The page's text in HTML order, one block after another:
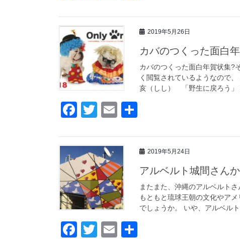
c
e
b
o
o
k
tt
er
ail
2019年5月26日
カバのつくった面白
カバのつくった面白年賀状集?
く閲覧されているようなので
亥（しし） 「野生に戻ろう
F
c
e
b
o
o
k
T
tt
er
E
ail
2019年5月24日
アルベルト城間さん
またまた、沖縄のアルベルト
もともと琉球王朝の文化やア
でしょうか。 いや、アルベル
F
T
E